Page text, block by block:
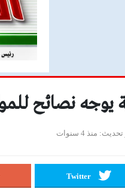
يوجه نصائح
تحديث منذ 4 سنوات
Twitter